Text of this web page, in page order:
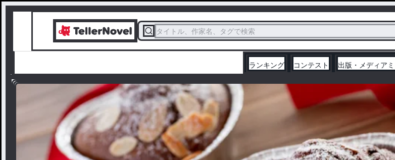
タイトル、作家名、タグで検索
ランキング コンテスト 出版・メディア